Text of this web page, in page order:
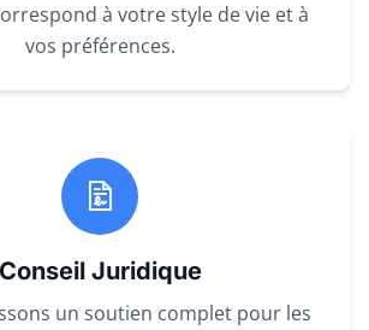
à votre style de vie et à
vos préférences.
Conseil Juridique
un soutien complet pour les